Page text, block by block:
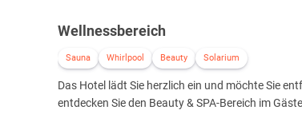
Wellnessbereich
Sauna Whirlpool Beauty Solarium
Das Hotel lädt Sie herzlich ein und möchte Sie
entdecken Sie den Beauty & SPA-Bereich im